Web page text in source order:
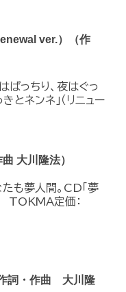
ver.）（作
ちり、夜はぐっ
ネンネ」（リニュー
大川隆法）
も夢人間。CD「夢
定価：
詞・作曲 大川隆